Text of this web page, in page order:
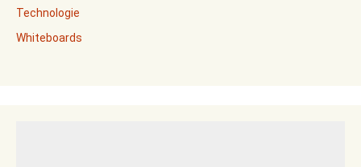
Technologie
Whiteboards